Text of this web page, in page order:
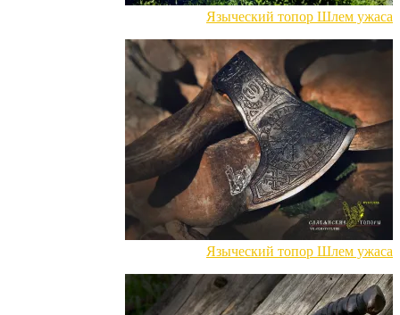
Языческий топор Шлем ужаса
Языческий топор Шлем ужаса